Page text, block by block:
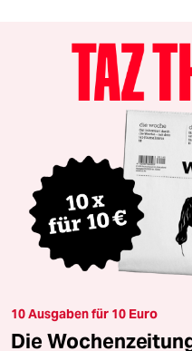
10 Ausgaben für 10 Euro
Die